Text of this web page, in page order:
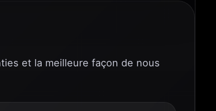
et la meilleure façon de nous